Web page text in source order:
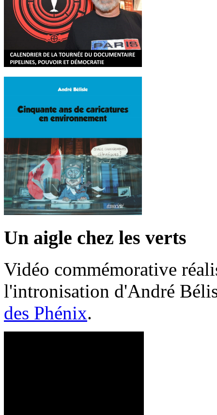
Un aigle chez les verts
Vidéo commémorative
l'intronisation d'André
des Phénix.